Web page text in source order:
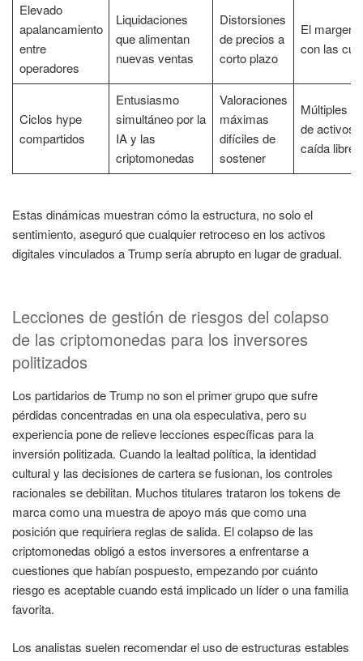
Elevado
apalancamiento
entre
operadores
Liquidaciones
que alimentan
nuevas ventas
Distorsiones
de precios a
corto plazo
El margen
con las
Ciclos hype
compartidos
Entusiasmo
simultáneo por la
IA y las
criptomonedas
Valoraciones
máximas
difíciles de
sostener
Múltiples
de activos
caída libre
Estas dinámicas muestran cómo la estructura, no solo el
sentimiento, aseguró que cualquier retroceso en los activos
digitales vinculados a Trump sería abrupto en lugar de gradual.
Lecciones de gestión de riesgos del colapso
de las criptomonedas para los inversores
politizados
Los partidarios de Trump no son el primer grupo que sufre
pérdidas concentradas en una ola especulativa, pero su
experiencia pone de relieve lecciones específicas para la
inversión politizada. Cuando la lealtad política, la identidad
cultural y las decisiones de cartera se fusionan, los controles
racionales se debilitan. Muchos titulares trataron los tokens de
marca como una muestra de apoyo más que como una
posición que requiriera reglas de salida. El colapso de las
criptomonedas obligó a estos inversores a enfrentarse a
cuestiones que habían pospuesto, empezando por cuánto
riesgo es aceptable cuando está implicado un líder o una familia
favorita.
Los analistas suelen recomendar el uso de estructuras estables